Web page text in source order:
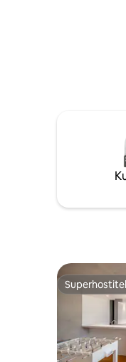
Superhostiteľ
Superhostiteľ